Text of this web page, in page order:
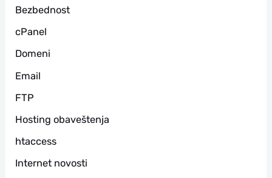
а
Bezbednost
cPanel
Domeni
Email
FTP
Hosting obaveštenja
htaccess
Internet novosti